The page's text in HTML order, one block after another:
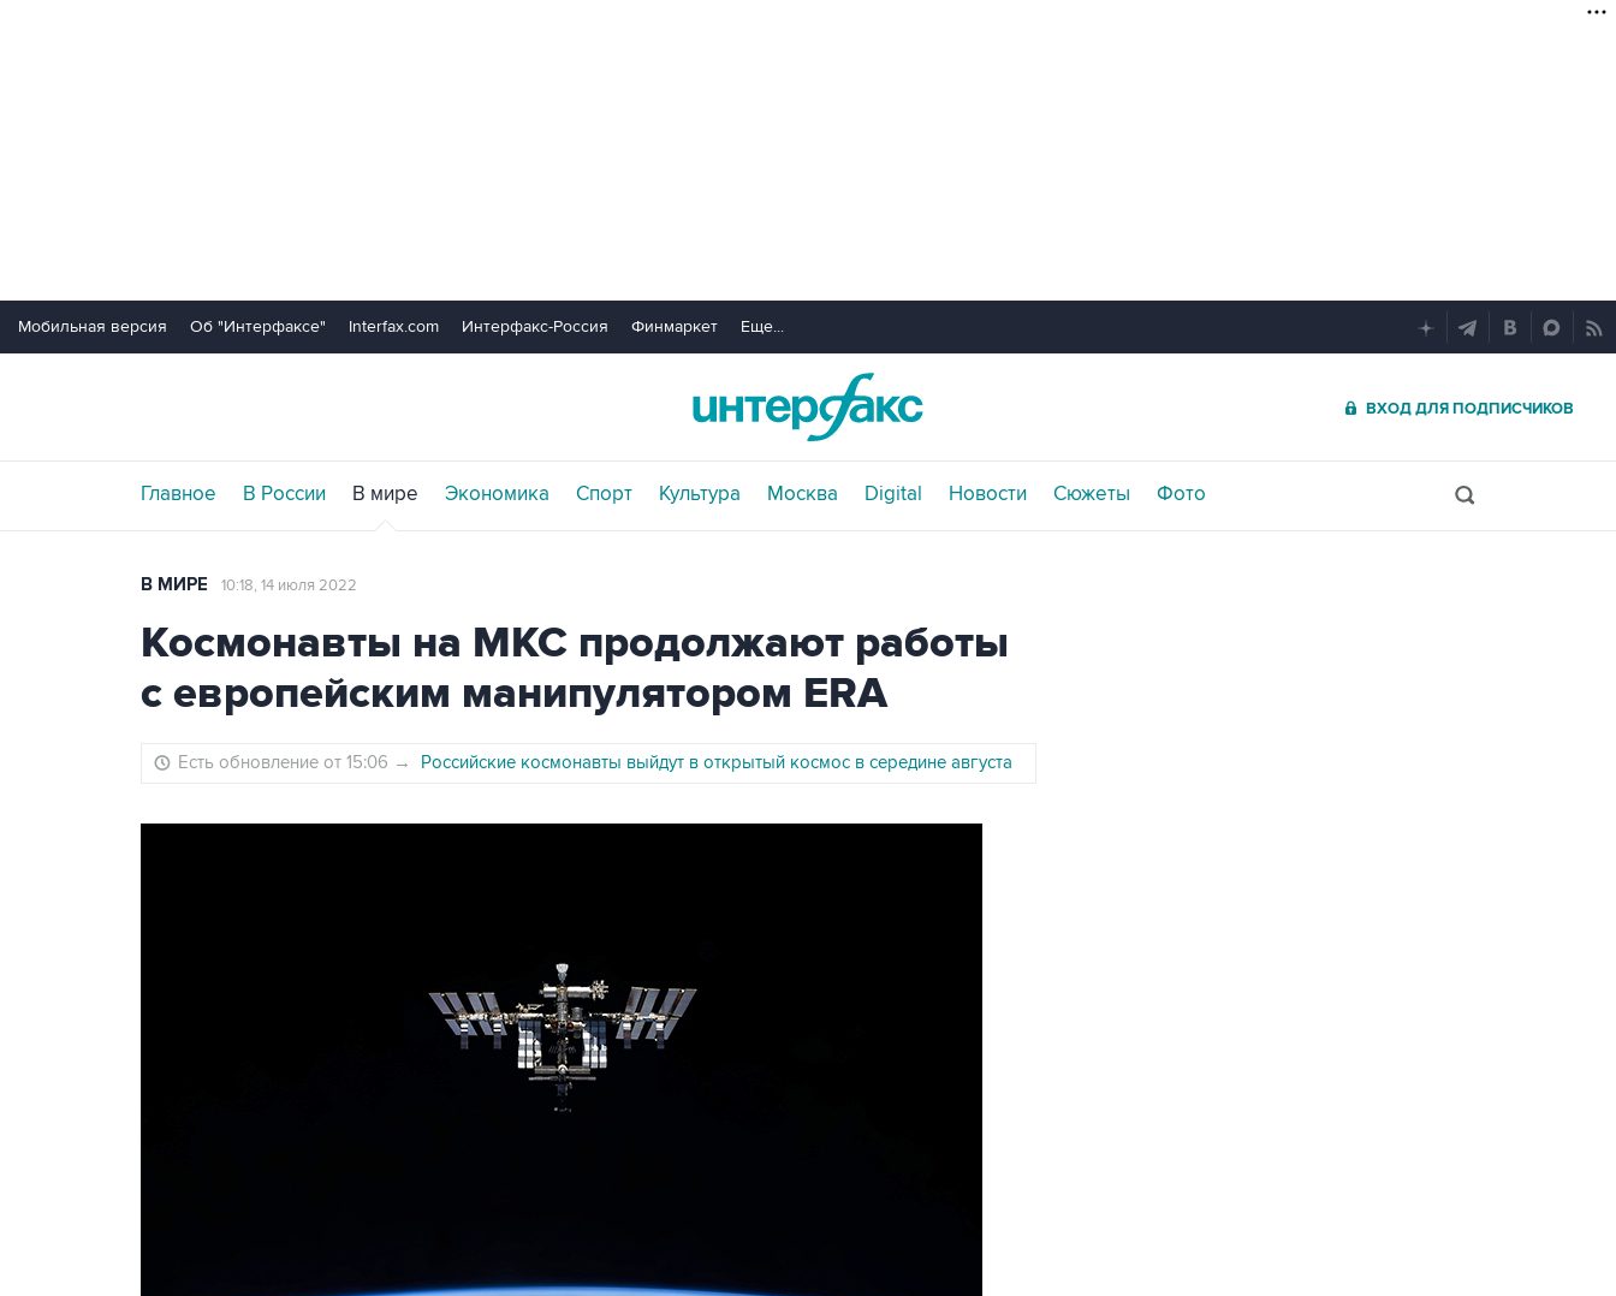
Мобильная версия Об "Интерфаксе" Interfax.com Интерфакс-Россия Финмаркет Еще...
ВХОД ДЛЯ ПОДПИСЧИКОВ
Главное В России В мире Экономика Спорт Культура Москва Digital Новости Сюжеты Фото
В МИРЕ 10:18, 14 июля 2022
Космонавты на МКС продолжают работы
с европейским манипулятором ERA
Есть обновление от 15:06 → Российские космонавты выйдут в открытый космос в середине августа